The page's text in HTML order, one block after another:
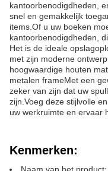
kantoorbenodigdheden,
snel en gemakkelijk
items.Of u uw boeken
kantoorbenodigdheden,
Het is de ideale
met zijn moderne
hoogwaardige houten
metalen frameMet een
zeker van zijn dat uw
zijn.Voeg deze stijlvolle
uw werkruimte en ervaar
Kenmerken: